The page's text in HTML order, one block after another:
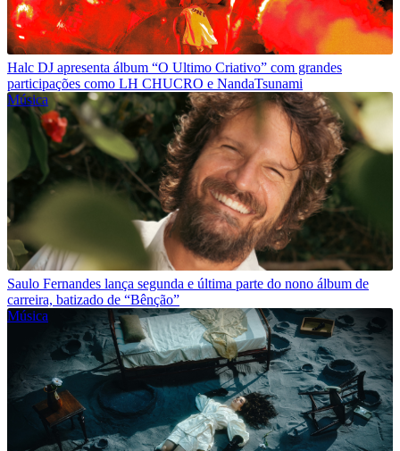
Halc DJ apresenta álbum “O Ultimo Criativo” com grandes
participações como LH CHUCRO e NandaTsunami
Música
Saulo Fernandes lança segunda e última parte do nono álbum de
carreira, batizado de “Bênção”
Música